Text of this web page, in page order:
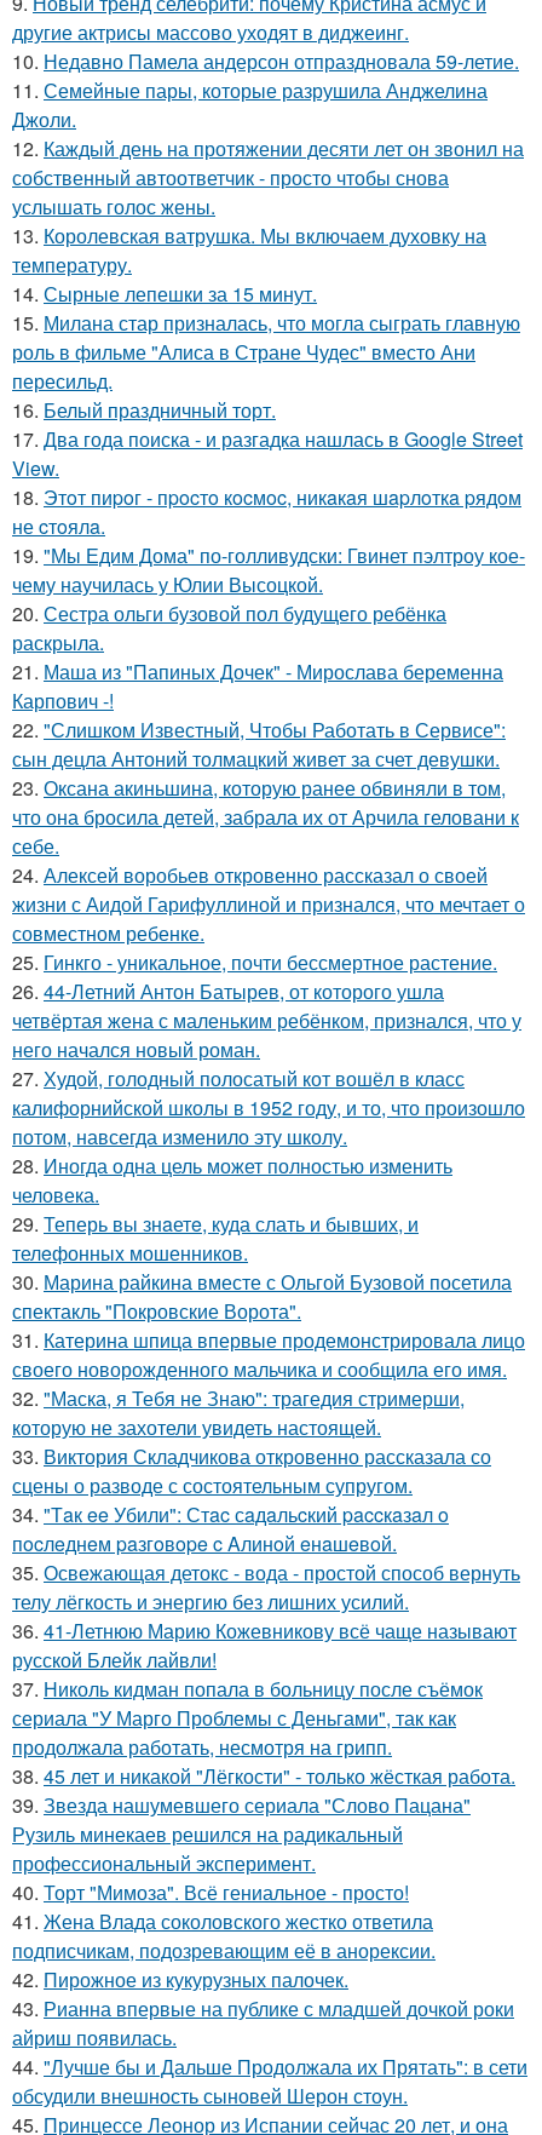
другие актрисы массово уходят в диджеинг.
10. Недавно Памела андерсон отпраздновала 59-летие.
11. Семейные пары, которые разрушила Анджелина
Джоли.
12. Каждый день на протяжении десяти лет он звонил на
собственный автоответчик - просто чтобы снова
услышать голос жены.
13. Королевская ватрушка. Мы включаем духовку на
температуру.
14. Сырные лепешки за 15 минут.
15. Милана стар призналась, что могла сыграть главную
роль в фильме "Алиса в Стране Чудес" вместо Ани
пересильд.
16. Белый праздничный торт.
17. Два года поиска - и разгадка нашлась в Google Street
View.
18. Этoт пиpoг - пpocтo кocмoc, никaкaя шapлoткa pядoм
не cтoялa.
19. "Мы Едим Дома" по-голливудски: Гвинет пэлтроу кое-
чему научилась у Юлии Высоцкой.
20. Сестра ольги бузовой пол будущего ребёнка
раскрыла.
21. Маша из "Папиных Дочек" - Мирослава беременна
Карпович -!
22. "Слишком Известный, Чтобы Работать в Сервисе":
сын децла Антоний толмацкий живет за счет девушки.
23. Оксана акиньшина, которую ранее обвиняли в том,
что она бросила детей, забрала их от Арчила геловани к
себе.
24. Алексей воробьев откровенно рассказал о своей
жизни с Аидой Гарифуллиной и признался, что мечтает о
совместном ребенке.
25. Гинкго - уникальное, почти бессмертное растение.
26. 44-Летний Антон Батырев, от которого ушла
четвёртая жена с маленьким ребёнком, признался, что у
него начался новый роман.
27. Худой, голодный полосатый кот вошёл в класс
калифорнийской школы в 1952 году, и то, что произошло
потом, навсегда изменило эту школу.
28. Иногда одна цель может полностью изменить
человека.
29. Теперь вы знaетe, куда слать и бывших, и
телeфонныx мошенников.
30. Марина райкина вместе с Ольгой Бузовой посетила
спектакль "Покровские Ворота".
31. Катерина шпица впервые продемонстрировала лицо
своего новорожденного мальчика и сообщила его имя.
32. "Маска, я Тебя не Знаю": трагедия стримерши,
которую не захотели увидеть настоящей.
33. Виктория Складчикова откровенно рассказала со
сцены о разводе с состоятельным супругом.
34. "Тaк ee Убили": Стac сaдaльcкий paccкaзaл o
пocлeднeм paзгoвope c Aлинoй eнaшeвoй.
35. Освежающая детокс - вода - простой способ вернуть
телу лёгкость и энергию без лишних усилий.
36. 41-Летнюю Марию Кожевникову всё чаще называют
русской Блейк лайвли!
37. Николь кидман попала в больницу после съёмок
сериала "У Марго Проблемы с Деньгами", так как
продолжала работать, несмотря на грипп.
38. 45 лет и никакой "Лёгкости" - только жёсткая работа.
39. Звезда нашумевшего сериала "Слово Пацана"
Рузиль минекаев решился на радикальный
профессиональный эксперимент.
40. Торт "Мимоза". Всё гениальное - просто!
41. Жена Влада соколовского жестко ответила
подписчикам, подозревающим её в анорексии.
42. Пирожное из кукурузных палочек.
43. Рианна впервые на публике с младшей дочкой роки
айриш появилась.
44. "Лучше бы и Дальше Продолжала их Прятать": в сети
обсудили внешность сыновей Шерон стоун.
45. Принцессе Леонор из Испании сейчас 20 лет, и она